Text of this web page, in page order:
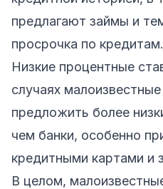
предлагают займы и
просрочка по кредитам.
Низкие процентные
случаях
предложить более
чем банки, особенно
кредитными картами и
В целом,